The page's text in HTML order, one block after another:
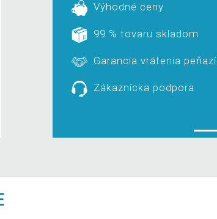
Výhodné ceny
99 % tovaru skladom
Garancia vrátenia peňazí
Zákaznícka podpora